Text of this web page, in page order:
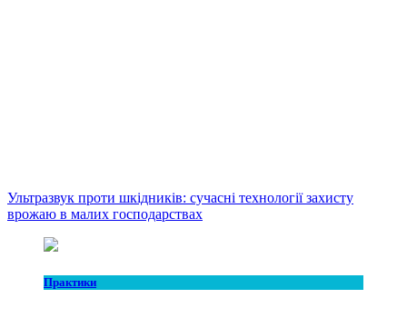
Ультразвук проти шкідників: сучасні технології захисту
врожаю в малих господарствах
Практики